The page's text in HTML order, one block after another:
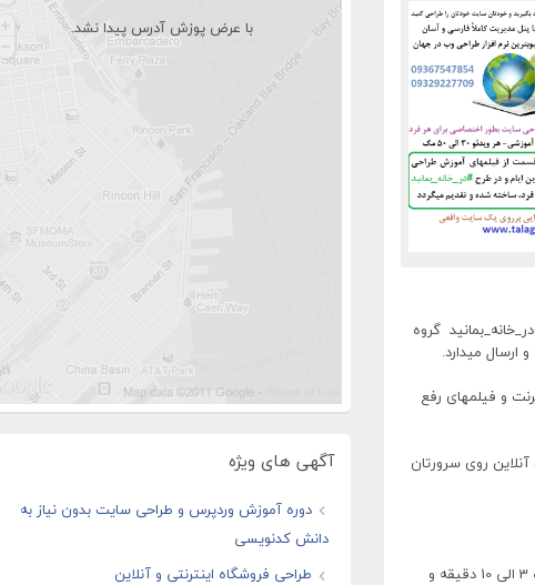
گروه
ارسال میدارد.
و فیلمهای رفع
روی سرورتان
این مجموعه فیلمها حدود 30 الی 50 فیلم و ویدئوی آموزش طراحی سایت و هریک 3 الی 10 دقیقه و
با عرض پوزش آدرس پیدا نشد.
آگهی های ویژه
دوره آموزش وردپرس و طراحی سایت بدون نیاز به
دانش کدنویسی
طراحی فروشگاه اینترنتی و آنلاین